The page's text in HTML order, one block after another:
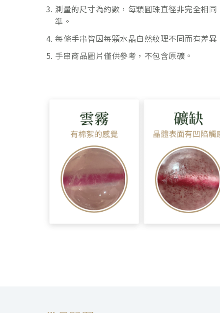
測量的尺寸為約數，每顆圓珠直徑非完全相
準。
每條手串皆因每顆水晶自然紋理不同而有差
手串商品圖片僅供參考，不包含原礦。